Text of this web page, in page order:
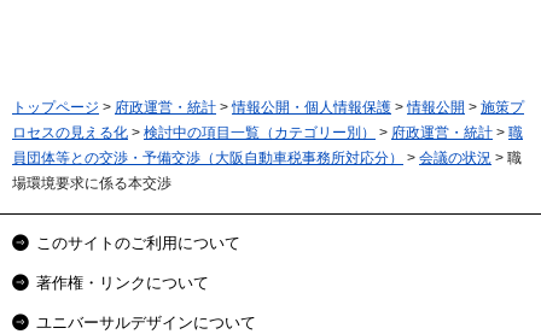
トップページ > 府政運営・統計 >情報公開・個人情報保護 >情報公開 > 施策プ
ロセスの見える化 > 検討中の項目一覧（カテゴリー別） > 府政運営・統計 > 職
員団体等との交渉・予備交渉（大阪自動車税事務所対応分）
> 会議の状況 > 職
場環境要求に係る本交渉
このサイトのご利用について
著作権・リンクについて
ユニバーサルデザインについて